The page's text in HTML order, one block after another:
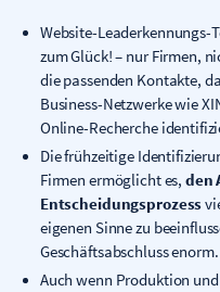
Website-Leaderkennungs-
zum Glück! – nur Firmen,
die passenden Kontakte,
Business-Netzwerke wie
Online-Recherche
Die frühzeitige
Firmen ermöglicht es, den
Entscheidungsprozess
eigenen Sinne zu
Geschäftsabschluss enorm.
Auch wenn Produktion